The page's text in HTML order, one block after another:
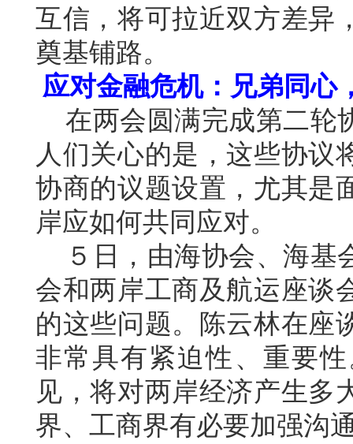
互信，将可拉近双方差异
奠基铺路。
应对金融危机：兄弟同心
在两会圆满完成第二轮
人们关心的是，这些协议
协商的议题设置，尤其是
岸应如何共同应对。
５日，由海协会、海基
会和两岸工商及航运座谈
的这些问题。陈云林在座
非常具有紧迫性、重要
见，将对两岸经济产生多
界、工商界有必要加强沟